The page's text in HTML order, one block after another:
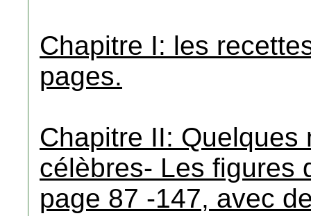
Chapitre I: les
pages.
Chapitre II:
célèbres- Les figures
page 87 -147, avec